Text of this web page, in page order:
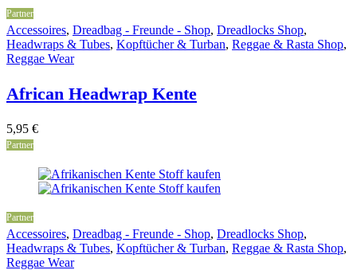
Partner
Accessoires, Dreadbag - Freunde - Shop, Dreadlocks Shop,
Headwraps & Tubes, Kopftücher & Turban, Reggae & Rasta Shop,
Reggae Wear
African Headwrap Kente
5,95 €
Partner
Partner
Accessoires, Dreadbag - Freunde - Shop, Dreadlocks Shop,
Headwraps & Tubes, Kopftücher & Turban, Reggae & Rasta Shop,
Reggae Wear